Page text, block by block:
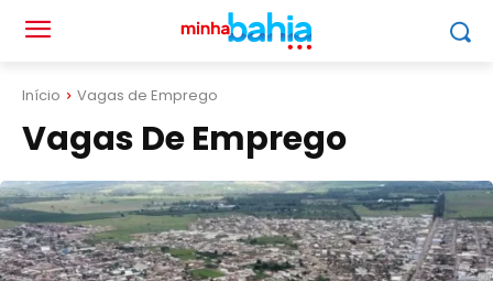
Início Vagas de Emprego
Vagas De Emprego